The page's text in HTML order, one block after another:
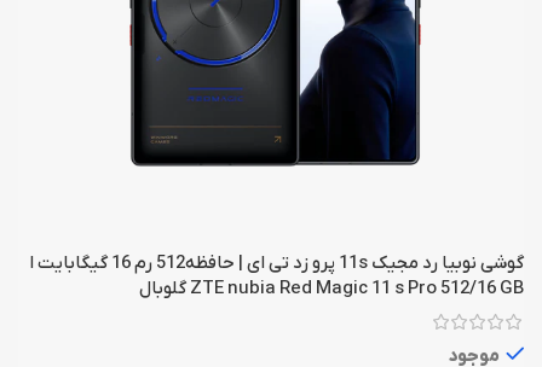
گوشی نوبیا رد مجیک 11s پرو زد تی ای | حافظه512 رم 16 گیگابایت ا
ZTE nubia Red Magic 11 s Pro 512/16 GB گلوبال
موجود